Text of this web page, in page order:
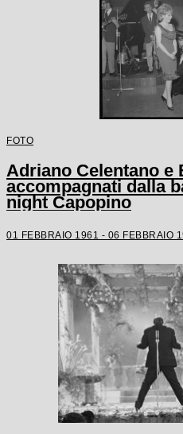
FOTO
Adriano Celentano e
accompagnati dalla
night Capopino
01 FEBBRAIO 1961 - 06 FEBBRAIO